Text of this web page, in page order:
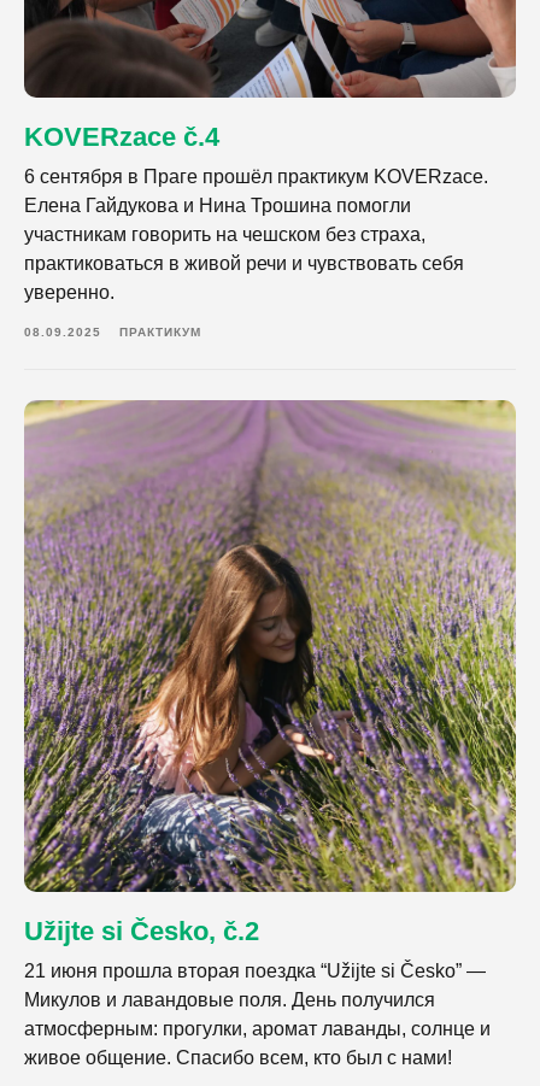
KOVERzace č.4
6 сентября в Праге прошёл практикум KOVERzace.
Елена Гайдукова и Нина Трошина помогли
участникам говорить на чешском без страха,
практиковаться в живой речи и чувствовать себя
уверенно.
08.09.2025 ПРАКТИКУМ
Užijte si Česko, č.2
21 июня прошла вторая поездка “Užijte si Česko” —
Микулов и лавандовые поля. День получился
атмосферным: прогулки, аромат лаванды, солнце и
живое общение. Спасибо всем, кто был с нами!